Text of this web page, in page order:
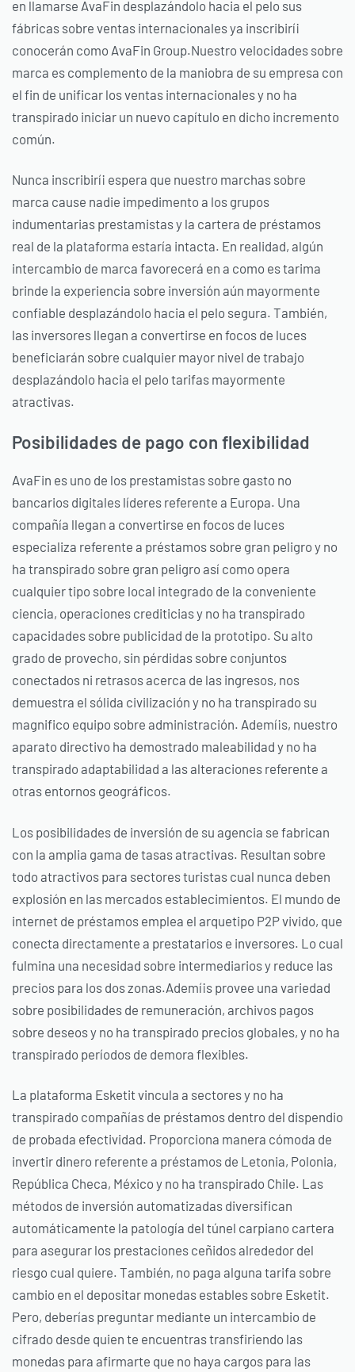
en llamarse AvaFin desplazándolo hacia el pelo sus
fábricas sobre ventas internacionales ya inscribirí¡
conocerán como AvaFin Group.Nuestro velocidades sobre
marca es complemento de la maniobra de su empresa con
el fin de unificar los ventas internacionales y no ha
transpirado iniciar un nuevo capítulo en dicho incremento
común.
Nunca inscribirí¡ espera que nuestro marchas sobre
marca cause nadie impedimento a los grupos
indumentarias prestamistas y la cartera de préstamos
real de la plataforma estaría intacta. En realidad, algún
intercambio de marca favorecerá en a como es tarima
brinde la experiencia sobre inversión aún mayormente
confiable desplazándolo hacia el pelo segura. También,
las inversores llegan a convertirse en focos de luces
beneficiarán sobre cualquier mayor nivel de trabajo
desplazándolo hacia el pelo tarifas mayormente
atractivas.
Posibilidades de pago con flexibilidad
AvaFin es uno de los prestamistas sobre gasto no
bancarios digitales líderes referente a Europa. Una
compañía llegan a convertirse en focos de luces
especializa referente a préstamos sobre gran peligro y no
ha transpirado sobre gran peligro así­ como opera
cualquier tipo sobre local integrado de la conveniente
ciencia, operaciones crediticias y no ha transpirado
capacidades sobre publicidad de la prototipo. Su alto
grado de provecho, sin pérdidas sobre conjuntos
conectados ni retrasos acerca de las ingresos, nos
demuestra el sólida civilización y no ha transpirado su
magnifico equipo sobre administración. Ademí¡s, nuestro
aparato directivo ha demostrado maleabilidad y no ha
transpirado adaptabilidad a las alteraciones referente a
otras entornos geográficos.
Los posibilidades de inversión de su agencia se fabrican
con la amplia gama de tasas atractivas. Resultan sobre
todo atractivos para sectores turistas cual nunca deben
explosión en las mercados establecimientos. El mundo de
internet de préstamos emplea el arquetipo P2P vivido, que
conecta directamente a prestatarios e inversores. Lo cual
fulmina una necesidad sobre intermediarios y reduce las
precios para los dos zonas.Ademí¡s provee una variedad
sobre posibilidades de remuneración, archivos pagos
sobre deseos y no ha transpirado precios globales, y no ha
transpirado períodos de demora flexibles.
La plataforma Esketit vincula a sectores y no ha
transpirado compañías de préstamos dentro del dispendio
de probada efectividad. Proporciona manera cómoda de
invertir dinero referente a préstamos de Letonia, Polonia,
República Checa, México y no ha transpirado Chile. Las
métodos de inversión automatizadas diversifican
automáticamente la patologí­a del túnel carpiano cartera
para asegurar los prestaciones ceñidos alrededor del
riesgo cual quiere. También, no paga alguna tarifa sobre
cambio en el depositar monedas estables sobre Esketit.
Pero, deberías preguntar mediante un intercambio de
cifrado desde quien te encuentras transfiriendo las
monedas para afirmarte que no haya cargos para las